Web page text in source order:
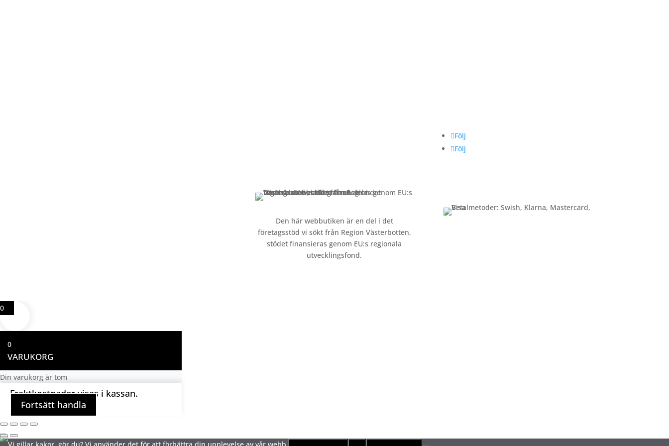
Den här webbutiken är en del i det
företagsstöd vi sökt från Region Västerbotten,
stödet finansieras genom EU:s regionala
utvecklingsfond.
Följ
Följ
0
0
VARUKORG
Din varukorg är tom
Fraktkostnader visas i kassan.
Fortsätt handla